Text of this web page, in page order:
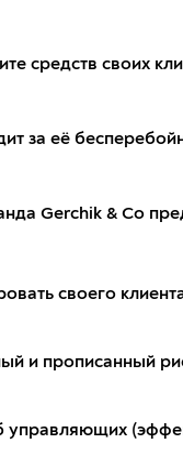
средств своих
за её
Gerchik & Co
своего
и прописанный